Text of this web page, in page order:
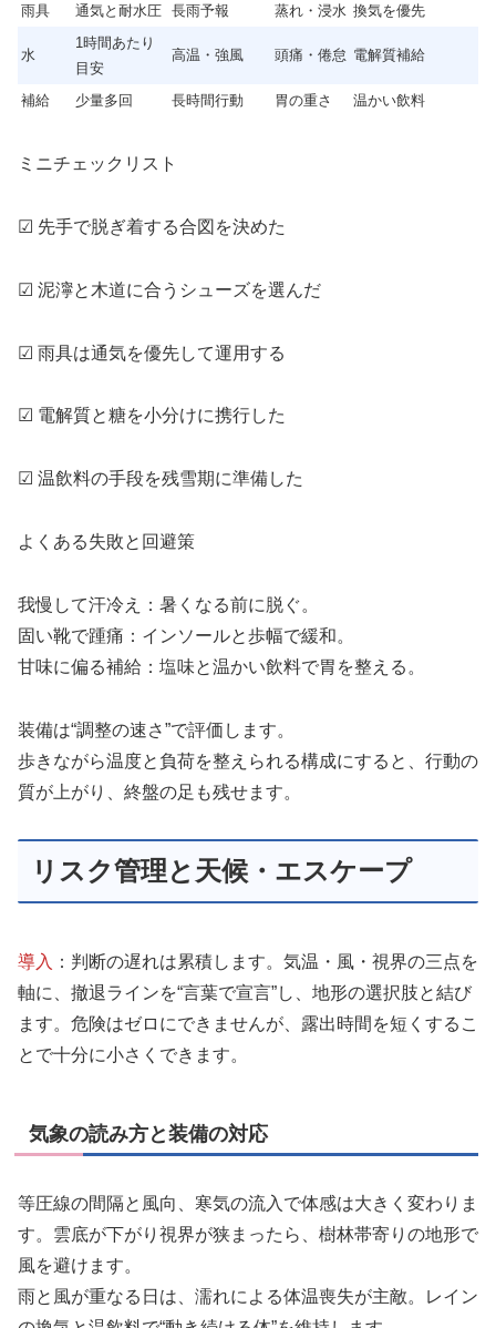
雨具 通気と耐水圧 長雨予報 蒸れ・浸水 換気を優先
水
1時間あたり
目安
高温・強風 頭痛・倦怠 電解質補給
補給 少量多回 長時間行動 胃の重さ 温かい飲料
ミニチェックリスト
☑ 先手で脱ぎ着する合図を決めた
☑ 泥濘と木道に合うシューズを選んだ
☑ 雨具は通気を優先して運用する
☑ 電解質と糖を小分けに携行した
☑ 温飲料の手段を残雪期に準備した
よくある失敗と回避策
我慢して汗冷え：暑くなる前に脱ぐ。
固い靴で踵痛：インソールと歩幅で緩和。
甘味に偏る補給：塩味と温かい飲料で胃を整える。
装備は“調整の速さ”で評価します。
歩きながら温度と負荷を整えられる構成にすると、行動の
質が上がり、終盤の足も残せます。
リスク管理と天候・エスケープ
導入 ：判断の遅れは累積します。気温・風・視界の三点を
軸に、撤退ラインを“言葉で宣言”し、地形の選択肢と結び
ます。危険はゼロにできませんが、露出時間を短くするこ
とで十分に小さくできます。
気象の読み方と装備の対応
等圧線の間隔と風向、寒気の流入で体感は大きく変わりま
す。雲底が下がり視界が狭まったら、樹林帯寄りの地形で
風を避けます。
雨と風が重なる日は、濡れによる体温喪失が主敵。レイン